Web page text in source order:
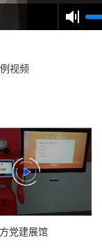
视频
党建展馆